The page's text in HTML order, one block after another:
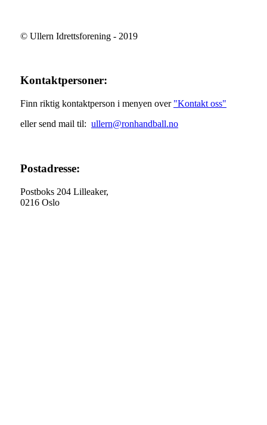
© Ullern Idrettsforening - 2019
Kontaktpersoner:
Finn riktig kontaktperson i menyen over "Kontakt oss"
eller send mail til: ullern@ronhandball.no
Postadresse:
Postboks 204 Lilleaker,
0216 Oslo